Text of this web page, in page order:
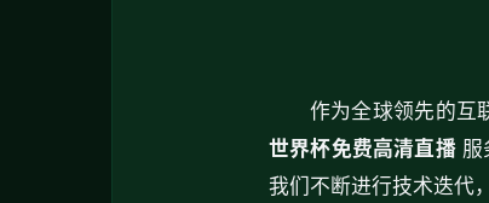
作为全球领先的互
世界杯免费高清直播服
我们不断进行技术迭代